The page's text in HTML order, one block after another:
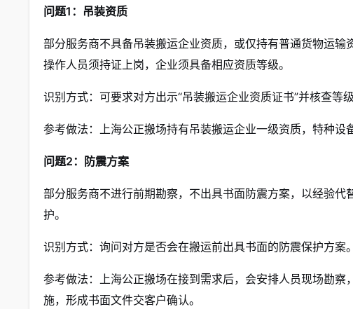
问题1：吊装资质
部分服务商不具备吊装搬运企业资质，或仅持有普通货物运
操作人员须持证上岗，企业须具备相应资质等级。
识别方式：可要求对方出示“吊装搬运企业资质证书”并核查等级
参考做法：上海公正搬场持有吊装搬运企业一级资质，特种设
问题2：防震方案
部分服务商不进行前期勘察，不出具书面防震方案，以经验
护。
识别方式：询问对方是否会在搬运前出具书面的防震保护方案。
参考做法：上海公正搬场在接到需求后，会安排人员现场勘
施，形成书面文件交客户确认。